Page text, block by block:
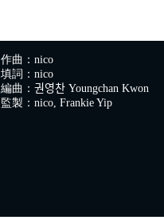
作曲：nico
填詞：nico
編曲：권영찬 Youngchan Kwon
監製：nico, Frankie Yip